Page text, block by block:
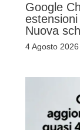
Google
Nuova
4 Agosto 2026